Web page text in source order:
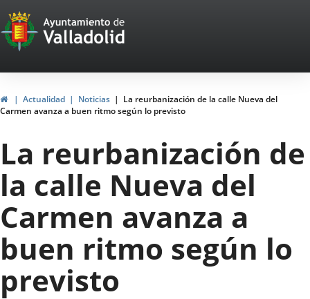
Portal
Web
del
Ayuntamiento
de
Valladolid
HomeActualidad Noticias
La reurbanización de la calle Nueva del
Carmen avanza a buen ritmo según lo previsto
La reurbanización de
la calle Nueva del
Carmen avanza a
buen ritmo según lo
previsto